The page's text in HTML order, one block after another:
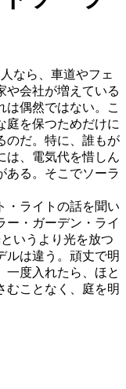
なら、車道やフェ
や会社が増えている
は偶然ではない。こ
庭を保つためだけに
のだ。特に、誰もが
は、電気代を惜しん
ある。そこでソーラ
・ライトの話を聞い
ー・ガーデン・ライ
いうより光を放つ
ルは違う。頑丈で明
一度入れたら、ほと
むことなく、庭を明